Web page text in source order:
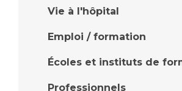
Vie à l'hôpital
Emploi / formation
Écoles et instituts de
Professionnels